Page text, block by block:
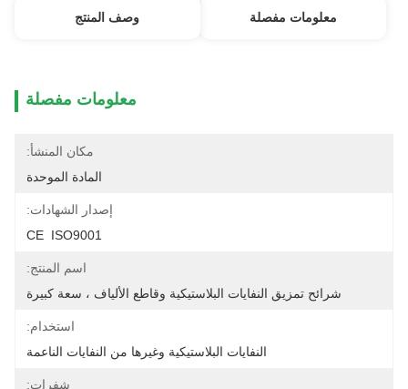
معلومات مفصلة وصف المنتج
معلومات مفصلة
مكان المنشأ:
المادة الموحدة
إصدار الشهادات:
CE  ISO9001
اسم المنتج:
شرائح تمزيق النفايات البلاستيكية وقاطع الألياف ، سعة كبيرة
استخدام:
النفايات البلاستيكية وغيرها من النفايات الناعمة
شفرات: